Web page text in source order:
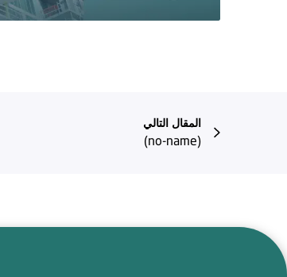
المقال التالي
(no-name)